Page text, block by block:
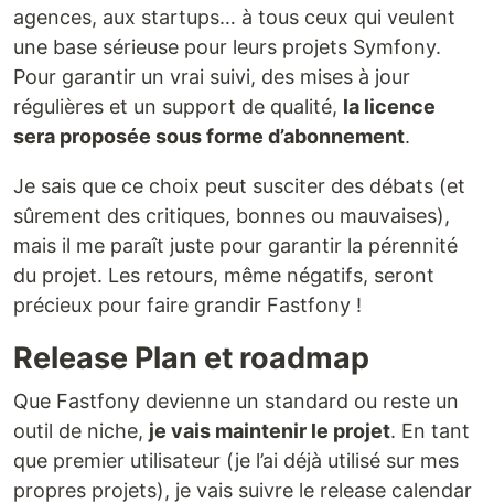
agences, aux startups… à tous ceux qui veulent
une base sérieuse pour leurs projets Symfony.
Pour garantir un vrai suivi, des mises à jour
régulières et un support de qualité, la licence
sera proposée sous forme d’abonnement.
Je sais que ce choix peut susciter des débats (et
sûrement des critiques, bonnes ou mauvaises),
mais il me paraît juste pour garantir la pérennité
du projet. Les retours, même négatifs, seront
précieux pour faire grandir Fastfony !
Release Plan et roadmap
Que Fastfony devienne un standard ou reste un
outil de niche, je vais maintenir le projet. En tant
que premier utilisateur (je l’ai déjà utilisé sur mes
propres projets), je vais suivre le release calendar